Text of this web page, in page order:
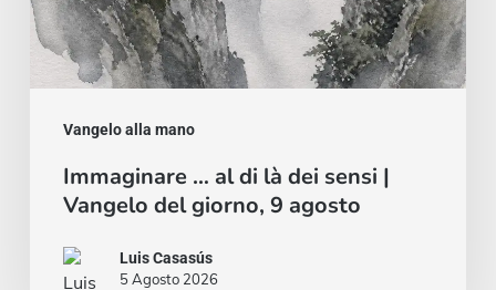
Vangelo alla mano
giorno,
agosto
Immaginare … al di là dei sensi |
Vangelo del giorno, 9 agosto
Luis Casasús
5 Agosto 2026